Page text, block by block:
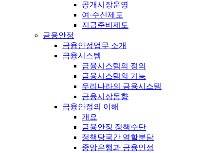
공개시장운영
여·수신제도
지급준비제도
금융안정
금융안정업무 소개
금융시스템
금융시스템의 정의
금융시스템의 기능
우리나라의 금융시스템
금융시장동향
금융안정의 이해
개요
금융안정 정책수단
정책당국간 역할분담
중앙은행과 금융안정